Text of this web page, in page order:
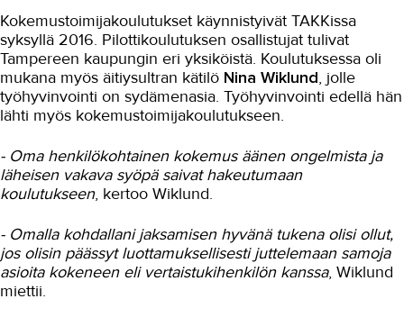
Rekrytoivalla koulutuksella
lähihoitajaksi
Opettajilta saatu tuki auttoi
valmistumaan
Lähihoitaja tekee merkityksellistä
työtä
Saattohoitokoulutus ravisteli
onnistuneesti
Opiskelemaan 12 kotiäitivuoden
”Vakituinen työsuhde, onhan se
aikamoista”
Kokemustoimijakoulutukset käynnistyivät TAKKissa
syksyllä 2016. Pilottikoulutuksen osallistujat tulivat
Tampereen kaupungin eri yksiköistä. Koulutuksessa oli
mukana myös äitiysultran kätilö Nina Wiklund, jolle
työhyvinvointi on sydämenasia. Työhyvinvointi edellä hän
lähti myös kokemustoimijakoulutukseen.
- Oma henkilökohtainen kokemus äänen ongelmista ja
läheisen vakava syöpä saivat hakeutumaan
koulutukseen, kertoo Wiklund.
- Omalla kohdallani jaksamisen hyvänä tukena olisi ollut,
jos olisin päässyt luottamuksellisesti juttelemaan samoja
asioita kokeneen eli vertaistukihenkilön kanssa, Wiklund
miettii.